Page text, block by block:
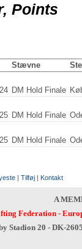
Points
Stævne
DM Hold Finale
DM Hold Finale
DM Hold Finale
| Tilføj | Kontakt
A
Federation-
Stadion 20 - DK-